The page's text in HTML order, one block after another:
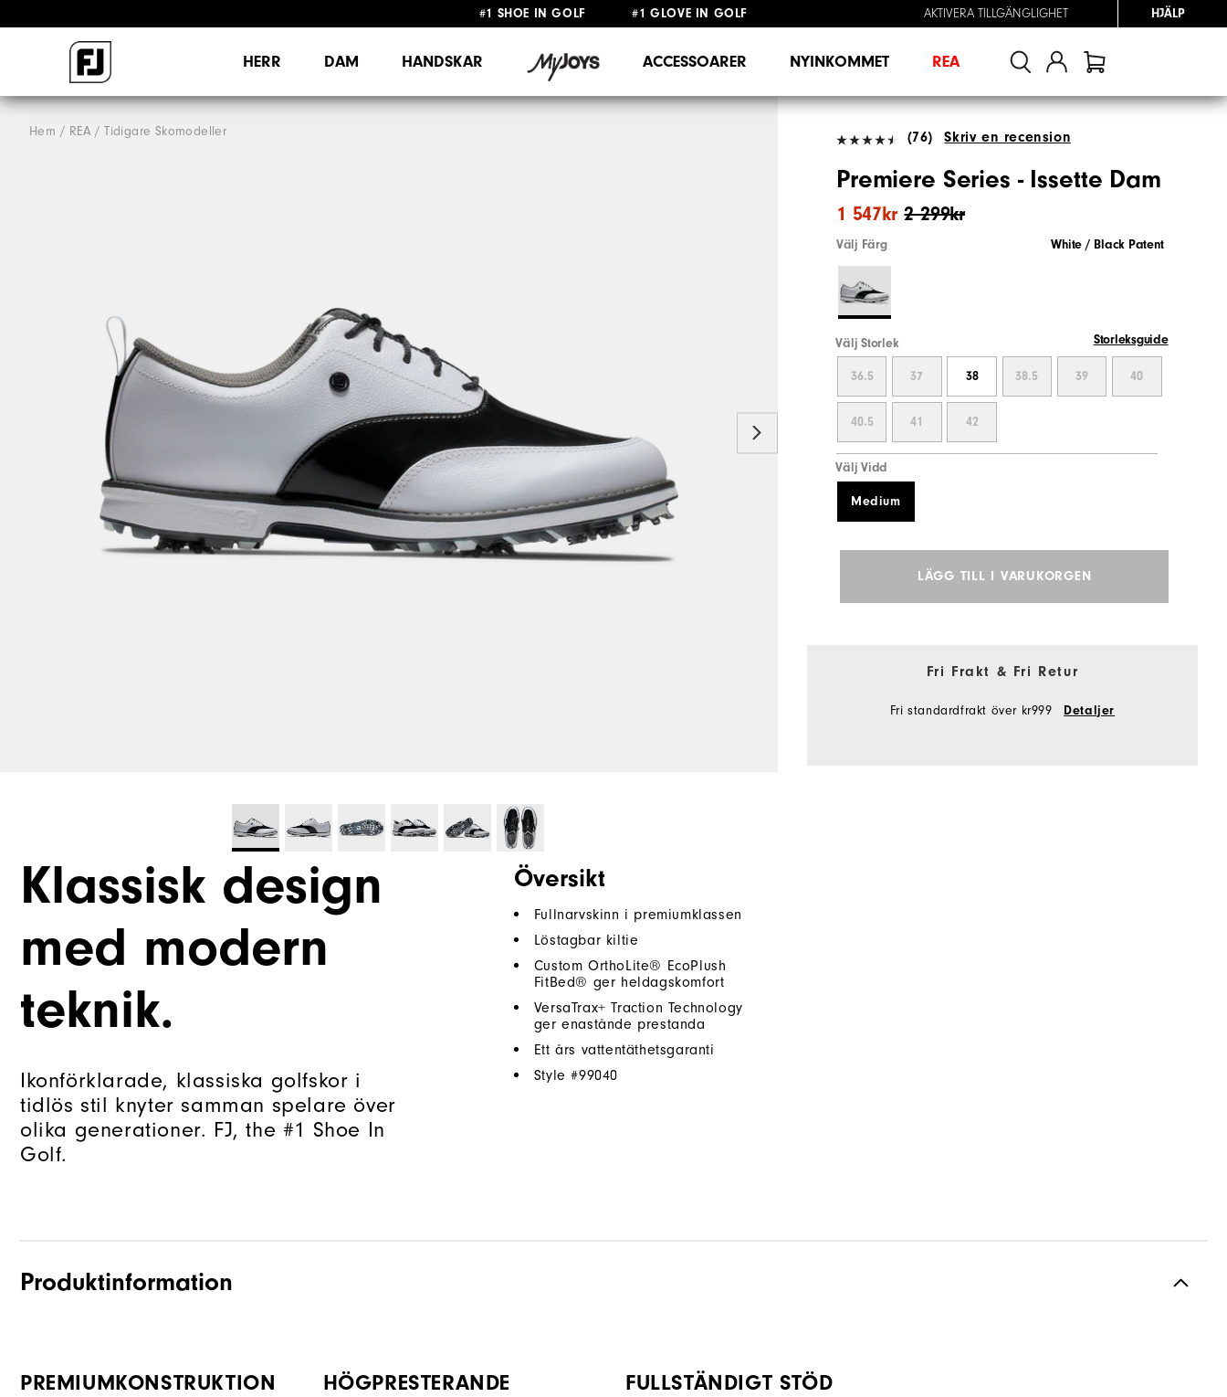
#1 SHOE IN GOLF #1 GLOVE IN GOLF
AKTIVERA TILLGÄNGLIGHET HJÄLP
HERR DAM HANDSKAR ACCESSOARER NYINKOMMET REA
Hem REA Tidigare Skomodeller (76) Skriv en recension
Premiere Series - Issette Dam
2 299kr
1 547kr
Välj Färg White / Black Patent
Välj Storlek Storleksguide
36.5 37 38 38.5 39 40
40.5 41 42
Välj Vidd
Medium
LÄGG TILL I VARUKORGEN
Fri Frakt & Fri Retur
Fri standardfrakt över kr999 Detaljer
Klassisk design
med modern
teknik.
Ikonförklarade, klassiska golfskor i
tidlös stil knyter samman spelare över
olika generationer. FJ, the #1 Shoe In
Golf.
Översikt
Fullnarvskinn i premiumklassen
Löstagbar kiltie
Custom OrthoLite® EcoPlush
FitBed® ger heldagskomfort
VersaTrax+ Traction Technology
ger enastånde prestanda
Ett års vattentäthetsgaranti
Style #99040
Produktinformation
PREMIUMKONSTRUKTION
HÖGPRESTERANDE
FULLSTÄNDIGT STÖD